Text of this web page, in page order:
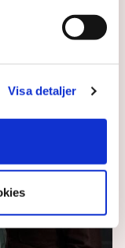
Visa detaljer
avtalsrörelse,